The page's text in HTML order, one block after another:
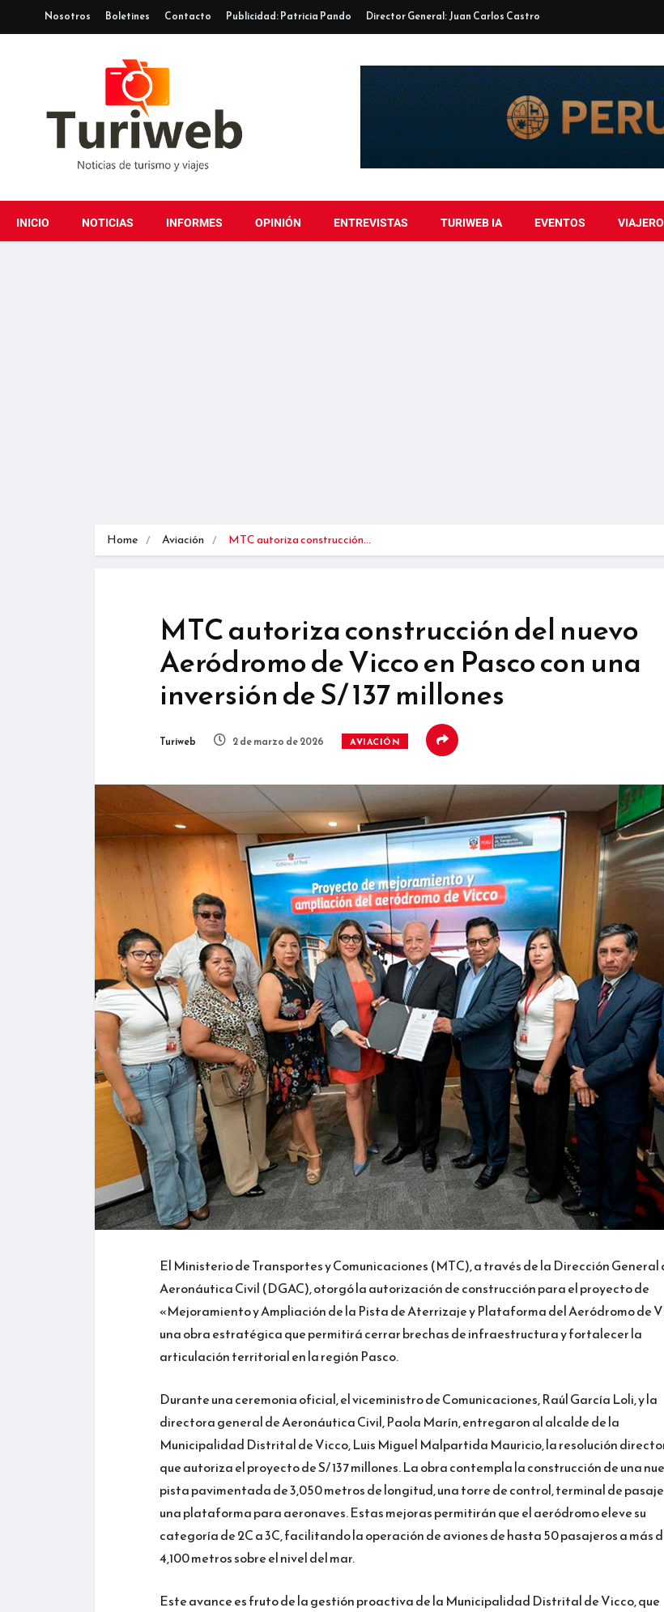
Nosotros Boletines Contacto Publicidad: Patricia Pando Director General: Juan Carlos Castro
INICIO NOTICIAS INFORMES OPINIÓN ENTREVISTAS TURIWEB IA EVENTOS VIAJERO
Home Aviación MTC autoriza construcción…
MTC autoriza construcción del nuevo
Aeródromo de Vicco en Pasco con una
inversión de S/ 137 millones
Turiweb 2 de marzo de 2026 AVIACIÓN
El Ministerio de Transportes y Comunicaciones (MTC), a través de la Dirección General
Aeronáutica Civil (DGAC), otorgó la autorización de construcción para el proyecto de
«Mejoramiento y Ampliación de la Pista de Aterrizaje y Plataforma del Aeródromo de
una obra estratégica que permitirá cerrar brechas de infraestructura y fortalecer la
articulación territorial en la región Pasco.
Durante una ceremonia oficial, el viceministro de Comunicaciones, Raúl García Loli, y la
directora general de Aeronáutica Civil, Paola Marín, entregaron al alcalde de la
Municipalidad Distrital de Vicco, Luis Miguel Malpartida Mauricio, la resolución
que autoriza el proyecto de S/ 137 millones. La obra contempla la construcción de una
pista pavimentada de 3,050 metros de longitud, una torre de control, terminal de
una plataforma para aeronaves. Estas mejoras permitirán que el aeródromo eleve su
categoría de 2C a 3C, facilitando la operación de aviones de hasta 50 pasajeros a más
4,100 metros sobre el nivel del mar.
Este avance es fruto de la gestión proactiva de la Municipalidad Distrital de Vicco, que